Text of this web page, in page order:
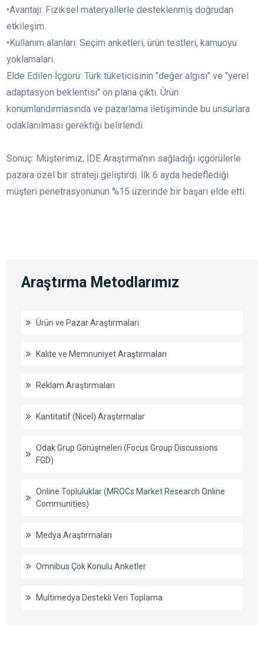
•Avantajı: Fiziksel materyallerle desteklenmiş doğrudan
etkileşim.
•Kullanım alanları: Seçim anketleri, ürün testleri, kamuoyu
yoklamaları.
Elde Edilen İçgörü: Türk tüketicisinin "değer algısı" ve "yerel
adaptasyon beklentisi" ön plana çıktı. Ürün
konumlandırmasında ve pazarlama iletişiminde bu unsurlara
odaklanılması gerektiği belirlendi.
Sonuç: Müşterimiz, İDE Araştırma'nın sağladığı içgörülerle
pazara özel bir strateji geliştirdi. İlk 6 ayda hedeflediği
müşteri penetrasyonunun %15 üzerinde bir başarı elde etti.
Araştırma Metodlarımız
Ürün ve Pazar Araştırmaları
Kalite ve Memnuniyet Araştırmaları
Reklam Araştırmaları
Kantitatif (Nicel) Araştırmalar
Odak Grup Görüşmeleri (Focus Group Discussions
FGD)
Online Topluluklar (MROCs Market Research Online
Communities)
Medya Araştırmaları
Omnibus Çok Konulu Anketler
Multimedya Destekli Veri Toplama